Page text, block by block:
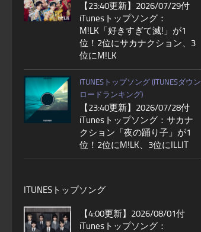
【23:40更新】2026/07/29付
iTunesトップソング：
M!LK「好きすぎて滅!」が1
位！2位にサカナクション、3
位にM!LK
ITUNESトップソング (ITUNESダウン
ロードランキング)
【23:40更新】2026/07/28付
iTunesトップソング：サカナ
クション「夜の踊り子」が1
位！2位にM!LK、3位にILLIT
ITUNESトップソング
【4:00更新】2026/08/01付
iTunesトップソング：